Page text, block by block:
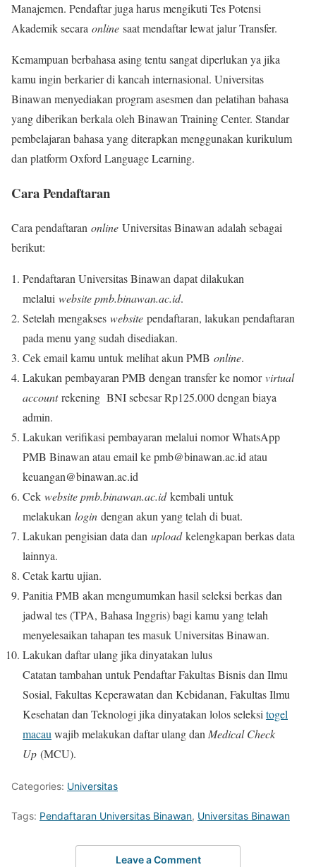
Manajemen. Pendaftar juga harus mengikuti Tes Potensi
Akademik secara online saat mendaftar lewat jalur Transfer.
Kemampuan berbahasa asing tentu sangat diperlukan ya jika
kamu ingin berkarier di kancah internasional. Universitas
Binawan menyediakan program asesmen dan pelatihan bahasa
yang diberikan berkala oleh Binawan Training Center. Standar
pembelajaran bahasa yang diterapkan menggunakan kurikulum
dan platform Oxford Language Learning.
Cara Pendaftaran
Cara pendaftaran online Universitas Binawan adalah sebagai
berikut:
Pendaftaran Universitas Binawan dapat dilakukan
melalui website pmb.binawan.ac.id.
Setelah mengakses website pendaftaran, lakukan pendaftaran
pada menu yang sudah disediakan.
Cek email kamu untuk melihat akun PMB online.
Lakukan pembayaran PMB dengan transfer ke nomorvirtual
accountrekening BNI sebesar Rp125.000 dengan biaya
admin.
Lakukan verifikasi pembayaran melalui nomor WhatsApp
PMB Binawan atau email ke pmb@binawan.ac.id atau
keuangan@binawan.ac.id
Cek website pmb.binawan.ac.idkembali untuk
melakukan login dengan akun yang telah di buat.
Lakukan pengisian data dan uploadkelengkapan berkas data
lainnya.
Cetak kartu ujian.
Panitia PMB akan mengumumkan hasil seleksi berkas dan
jadwal tes (TPA, Bahasa Inggris) bagi kamu yang telah
menyelesaikan tahapan tes masuk Universitas Binawan.
Lakukan daftar ulang jika dinyatakan lulus
Catatan tambahan untuk Pendaftar Fakultas Bisnis dan Ilmu
Sosial, Fakultas Keperawatan dan Kebidanan, Fakultas Ilmu
Kesehatan dan Teknologi jika dinyatakan lolos seleksi togel
macau wajib melakukan daftar ulang dan Medical Check
Up (MCU).
Categories: Universitas
Tags: Pendaftaran Universitas Binawan, Universitas Binawan
Leave a Comment